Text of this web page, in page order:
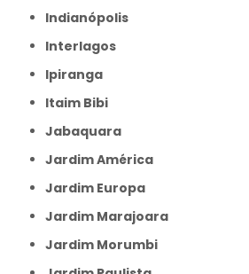
Indianópolis
Interlagos
Ipiranga
Itaim Bibi
Jabaquara
Jardim América
Jardim Europa
Jardim Marajoara
Jardim Morumbi